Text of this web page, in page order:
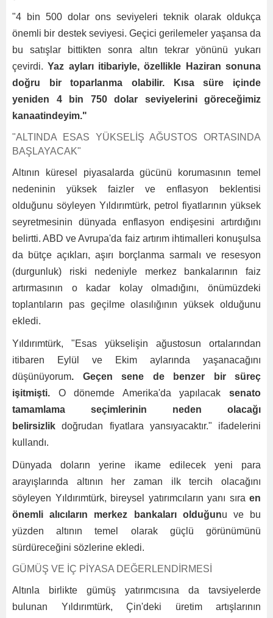
"4 bin 500 dolar ons seviyeleri teknik olarak oldukça
önemli bir destek seviyesi. Geçici gerilemeler yaşansa da
bu satışlar bittikten sonra altın tekrar yönünü yukarı
çevirdi.Yaz ayları itibariyle, özellikle Haziran sonuna
doğru bir toparlanma olabilir. Kısa süre içinde
yeniden 4 bin 750 dolar seviyelerini göreceğimiz
kanaatindeyim."
"ALTINDA ESAS YÜKSELİŞ AĞUSTOS ORTASINDA
BAŞLAYACAK"
Altının küresel piyasalarda gücünü korumasının temel
nedeninin yüksek faizler ve enflasyon beklentisi
olduğunu söyleyen Yıldırımtürk, petrol fiyatlarının yüksek
seyretmesinin dünyada enflasyon endişesini artırdığını
belirtti. ABD ve Avrupa'da faiz artırım ihtimalleri konuşulsa
da bütçe açıkları, aşırı borçlanma sarmalı ve resesyon
(durgunluk) riski nedeniyle merkez bankalarının faiz
artırmasının o kadar kolay olmadığını, önümüzdeki
toplantıların pas geçilme olasılığının yüksek olduğunu
ekledi.
Yıldırımtürk, "Esas yükselişin ağustosun ortalarından
itibaren Eylül ve Ekim aylarında yaşanacağını
düşünüyorum. Geçen sene de benzer bir süreç
işitmişti. O dönemde Amerika'da yapılacaksenato
tamamlama seçimlerinin neden olacağı
belirsizlik doğrudan fiyatlara yansıyacaktır." ifadelerini
kullandı.
Dünyada doların yerine ikame edilecek yeni para
arayışlarında altının her zaman ilk tercih olacağını
söyleyen Yıldırımtürk, bireysel yatırımcıların yanı sıra en
önemli alıcıların merkez bankaları olduğunu ve bu
yüzden altının temel olarak güçlü görünümünü
sürdüreceğini sözlerine ekledi.
GÜMÜŞ VE İÇ PİYASA DEĞERLENDİRMESİ
Altınla birlikte gümüş yatırımcısına da tavsiyelerde
bulunan Yıldırımtürk, Çin'deki üretim artışlarının